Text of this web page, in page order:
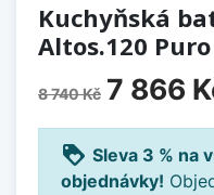
Kuchyňská
Altos.120 Puro
8 740 Kč 7 866
loyalty Sleva 3 % na
objednávky!